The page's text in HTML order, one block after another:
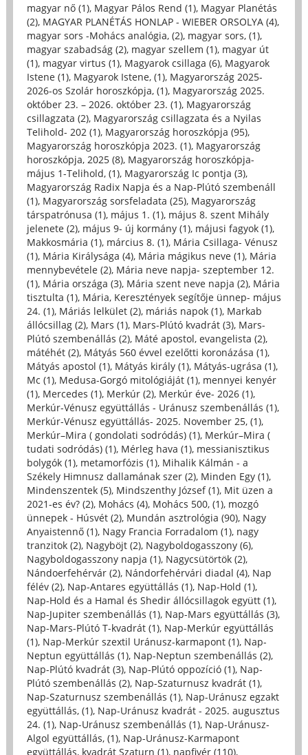
magyar nő (1), Magyar Pálos Rend (1), Magyar Planétás
(2), MAGYAR PLANÉTÁS HONLAP - WIEBER ORSOLYA (4),
magyar sors -Mohács analógia, (2), magyar sors, (1),
magyar szabadság (2), magyar szellem (1), magyar út
(1), magyar virtus (1), Magyarok csillaga (6), Magyarok
Istene (1), Magyarok Istene, (1), Magyarország 2025-
2026-os Szolár horoszkópja, (1), Magyarország 2025.
október 23. – 2026. október 23. (1), Magyarország
csillagzata (2), Magyarország csillagzata és a Nyilas
Telihold- 202 (1), Magyarország horoszkópja (95),
Magyarország horoszkópja 2023. (1), Magyarország
horoszkópja, 2025 (8), Magyarország horoszkópja-
május 1-Telihold, (1), Magyarország Ic pontja (3),
Magyarország Radix Napja és a Nap-Plútó szembenáll
(1), Magyarország sorsfeladata (25), Magyarország
társpatrónusa (1), május 1. (1), május 8. szent Mihály
jelenete (2), május 9- új kormány (1), májusi fagyok (1),
Makkosmária (1), március 8. (1), Mária Csillaga- Vénusz
(1), Mária Királysága (4), Mária mágikus neve (1), Mária
mennybevétele (2), Mária neve napja- szeptember 12.
(1), Mária országa (3), Mária szent neve napja (2), Mária
tisztulta (1), Mária, Keresztények segítője ünnep- május
24. (1), Máriás lelkület (2), máriás napok (1), Markab
állócsillag (2), Mars (1), Mars-Plútó kvadrát (3), Mars-
Plútó szembenállás (2), Máté apostol, evangelista (2),
mátéhét (2), Mátyás 560 évvel ezelőtti koronázása (1),
Mátyás apostol (1), Mátyás király (1), Mátyás-ugrása (1),
Mc (1), Medusa-Gorgó mitológiáját (1), mennyei kenyér
(1), Mercedes (1), Merkúr (2), Merkúr éve- 2026 (1),
Merkúr-Vénusz együttállás - Uránusz szembenállás (1),
Merkúr-Vénusz együttállás- 2025. November 25, (1),
Merkúr–Mira ( gondolati sodródás) (1), Merkúr–Mira (
tudati sodródás) (1), Mérleg hava (1), messianisztikus
bolygók (1), metamorfózis (1), Mihalik Kálmán - a
Székely Himnusz dallamának szer (2), Minden Egy (1),
Mindenszentek (5), Mindszenthy József (1), Mit üzen a
2021-es év? (2), Mohács (4), Mohács 500, (1), mozgó
ünnepek - Húsvét (2), Mundán asztrológia (90), Nagy
Anyaistennő (1), Nagy Francia Forradalom (1), nagy
tranzitok (2), Nagyböjt (2), Nagyboldogasszony (6),
Nagyboldogasszony napja (1), Nagycsütörtök (2),
Nándoerfehérvár (2), Nándorfehérvári diadal (4), Nap
félév (2), Nap-Antares együttállás (1), Nap-Hold (1),
Nap-Hold és a Hamal és Shedir állócsillagok együtt (1),
Nap-Jupiter szembenállás (1), Nap-Mars együttállás (3),
Nap-Mars-Plútó T-kvadrát (1), Nap-Merkúr együttállás
(1), Nap-Merkúr szextil Uránusz-karmapont (1), Nap-
Neptun együttállás (1), Nap-Neptun szembenállás (2),
Nap-Plútó kvadrát (3), Nap-Plútó oppozíció (1), Nap-
Plútó szembenállás (2), Nap-Szaturnusz kvadrát (1),
Nap-Szaturnusz szembenállás (1), Nap-Uránusz egzakt
együttállás, (1), Nap-Uránusz kvadrát - 2025. augusztus
24. (1), Nap-Uránusz szembenállás (1), Nap-Uránusz-
Algol együttállás, (1), Nap-Uránusz-Karmapont
együttállás, kvadrát Szaturn (1), napfivér (110),